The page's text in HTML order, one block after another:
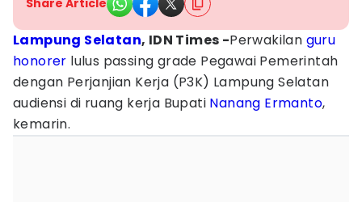
Share Article
Lampung Selatan, IDN Times -Perwakilan guru
honorer lulus passing grade Pegawai Pemerintah
dengan Perjanjian Kerja (P3K) Lampung Selatan
audiensi di ruang kerja Bupati Nanang Ermanto,
kemarin.